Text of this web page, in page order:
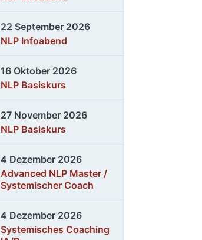
22 September 2026
NLP Infoabend
16 Oktober 2026
NLP Basiskurs
27 November 2026
NLP Basiskurs
4 Dezember 2026
Advanced NLP Master /
Systemischer Coach
4 Dezember 2026
Systemisches Coaching